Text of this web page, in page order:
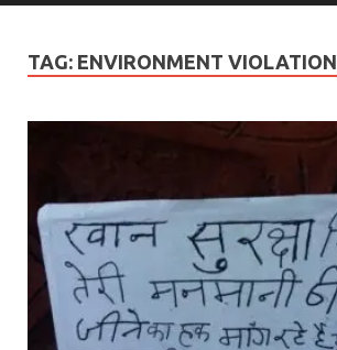
TAG: ENVIRONMENT VIOLATION